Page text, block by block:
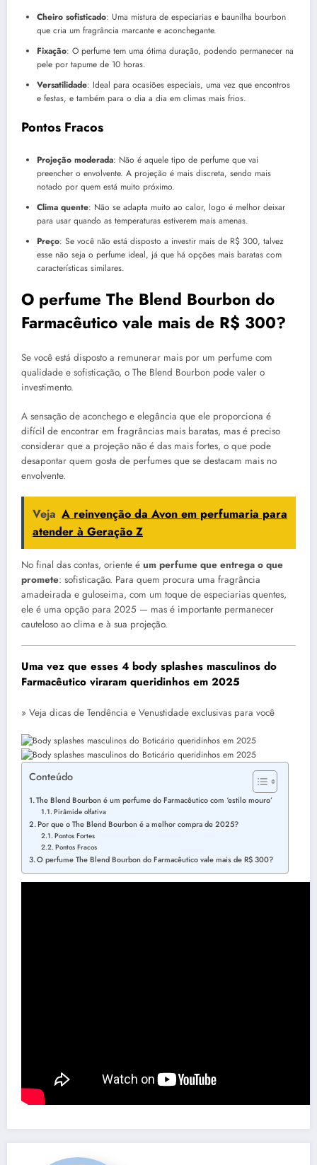
Cheiro sofisticado: Uma mistura de especiarias e baunilha bourbon
que cria um fragrância marcante e aconchegante.
Fixação: O perfume tem uma ótima duração, podendo permanecer na
pele por tapume de 10 horas.
Versatilidade: Ideal para ocasiões especiais, uma vez que encontros
e festas, e também para o dia a dia em climas mais frios.
Pontos Fracos
Projeção moderada: Não é aquele tipo de perfume que vai
preencher o envolvente. A projeção é mais discreta, sendo mais
notado por quem está muito próximo.
Clima quente: Não se adapta muito ao calor, logo é melhor deixar
para usar quando as temperaturas estiverem mais amenas.
Preço: Se você não está disposto a investir mais de R$ 300, talvez
esse não seja o perfume ideal, já que há opções mais baratas com
características similares.
O perfume The Blend Bourbon do
Farmacêutico vale mais de R$ 300?
Se você está disposto a remunerar mais por um perfume com
qualidade e sofisticação, o The Blend Bourbon pode valer o
investimento.
A sensação de aconchego e elegância que ele proporciona é
difícil de encontrar em fragrâncias mais baratas, mas é preciso
considerar que a projeção não é das mais fortes, o que pode
desapontar quem gosta de perfumes que se destacam mais no
envolvente.
Veja A reinvenção da Avon em perfumaria para
atender à Geração Z
No final das contas, oriente é um perfume que entrega o que
promete: sofisticação. Para quem procura uma fragrância
amadeirada e guloseima, com um toque de especiarias quentes,
ele é uma opção para 2025 — mas é importante permanecer
cauteloso ao clima e à sua projeção.
Uma vez que esses 4 body splashes masculinos do
Farmacêutico viraram queridinhos em 2025
» Veja dicas de Tendência e Venustidade exclusivas para você
Conteúdo
The Blend Bourbon é um perfume do Farmacêutico com ‘estilo mouro’
Pirâmide olfativa
Por que o The Blend Bourbon é a melhor compra de 2025?
Pontos Fortes
Pontos Fracos
O perfume The Blend Bourbon do Farmacêutico vale mais de R$ 300?